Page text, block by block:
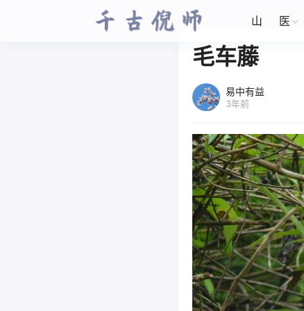
山 医
毛车藤
易中有益
3年前